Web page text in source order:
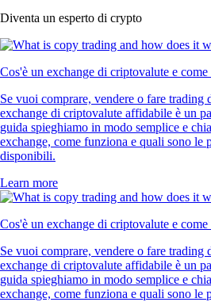
Diventa un esperto di crypto
Cos'è un exchange di criptovalute e
Se vuoi comprare, vendere o fare trading
exchange di criptovalute affidabile è un
guida spieghiamo in modo semplice e
exchange, come funziona e quali sono
disponibili.
Learn more
Cos'è un exchange di criptovalute e
Se vuoi comprare, vendere o fare trading
exchange di criptovalute affidabile è un
guida spieghiamo in modo semplice e
exchange, come funziona e quali sono